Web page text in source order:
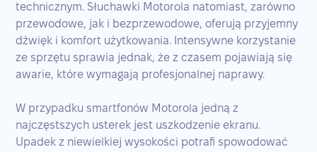
technicznym. Słuchawki Motorola natomiast, zarówno
przewodowe, jak i bezprzewodowe, oferują przyjemny
dźwięk i komfort użytkowania. Intensywne korzystanie
ze sprzętu sprawia jednak, że z czasem pojawiają się
awarie, które wymagają profesjonalnej naprawy.
W przypadku smartfonów Motorola jedną z
najczęstszych usterek jest uszkodzenie ekranu.
Upadek z niewielkiej wysokości potrafi spowodować